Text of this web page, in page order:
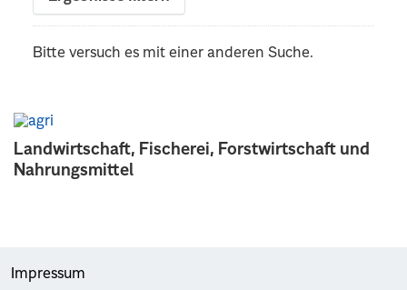
Landwirtschaft, Fischerei, Forstwirtschaft und
Nahrungsmittel
Bitte versuch es mit einer anderen Suche.
Impressum